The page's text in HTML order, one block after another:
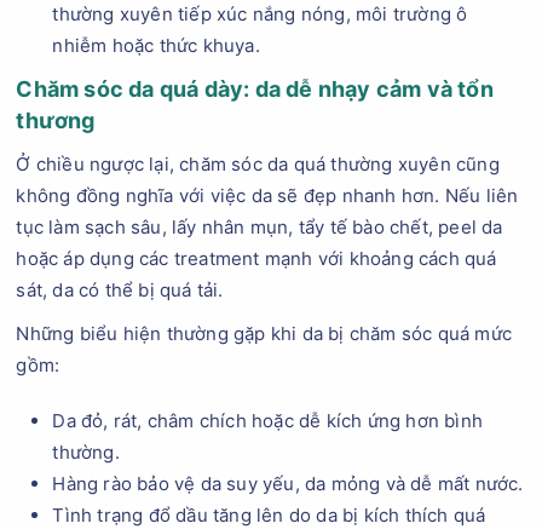
thường xuyên tiếp xúc nắng nóng, môi trường ô
nhiễm hoặc thức khuya.
Chăm sóc da quá dày: da dễ nhạy cảm và tổn
thương
Ở chiều ngược lại, chăm sóc da quá thường xuyên cũng
không đồng nghĩa với việc da sẽ đẹp nhanh hơn. Nếu liên
tục làm sạch sâu, lấy nhân mụn, tẩy tế bào chết, peel da
hoặc áp dụng các treatment mạnh với khoảng cách quá
sát, da có thể bị quá tải.
Những biểu hiện thường gặp khi da bị chăm sóc quá mức
gồm:
Da đỏ, rát, châm chích hoặc dễ kích ứng hơn bình
thường.
Hàng rào bảo vệ da suy yếu, da mỏng và dễ mất nước.
Tình trạng đổ dầu tăng lên do da bị kích thích quá